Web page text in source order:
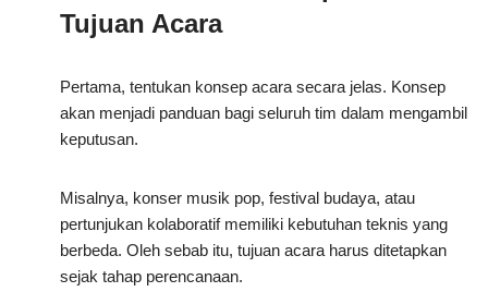
Tujuan Acara
Pertama, tentukan konsep acara secara jelas. Konsep
akan menjadi panduan bagi seluruh tim dalam mengambil
keputusan.
Misalnya, konser musik pop, festival budaya, atau
pertunjukan kolaboratif memiliki kebutuhan teknis yang
berbeda. Oleh sebab itu, tujuan acara harus ditetapkan
sejak tahap perencanaan.